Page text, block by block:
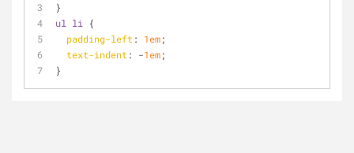
}
ul
li
{
padding-left : 1em;
text-indent : -1em;
}